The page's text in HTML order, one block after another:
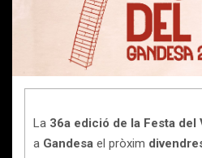
La 36a edició de la Festa del
a Gandesa el pròxim